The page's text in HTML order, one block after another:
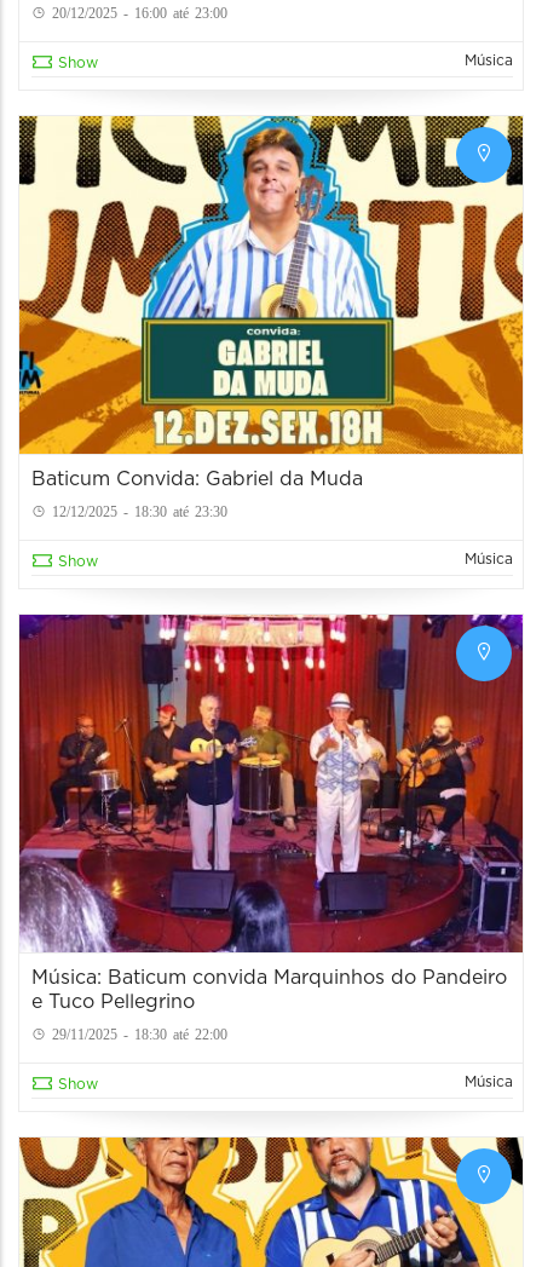
20/12/2025 - 16:00 até 23:00
Show Música
Baticum Convida: Gabriel da Muda
12/12/2025 - 18:30 até 23:30
Show Música
Música: Baticum convida Marquinhos do Pandeiro
e Tuco Pellegrino
29/11/2025 - 18:30 até 22:00
Show Música